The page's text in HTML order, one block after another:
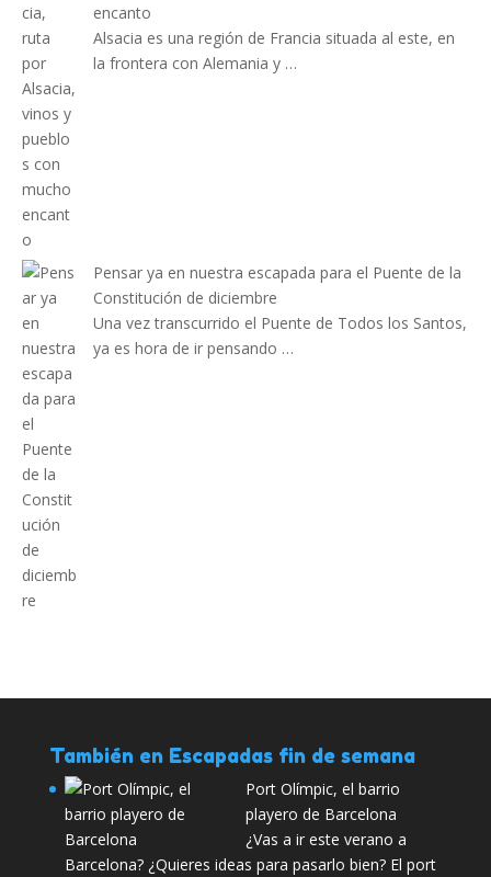
encanto
Alsacia es una región de Francia situada al este, en
la frontera con Alemania y …
Pensar ya en nuestra escapada para el Puente de la
Constitución de diciembre
Una vez transcurrido el Puente de Todos los Santos,
ya es hora de ir pensando …
También en Escapadas fin de semana
Port Olímpic, el barrio
playero de Barcelona
¿Vas a ir este verano a
Barcelona? ¿Quieres ideas para pasarlo bien? El port